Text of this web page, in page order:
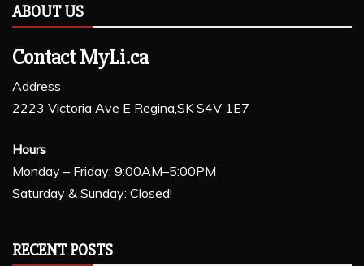
ABOUT US
Contact MyLi.ca
Address
2223 Victoria Ave E Regina,SK S4V 1E7
Hours
Monday – Friday: 9:00AM–5:00PM
Saturday & Sunday: Closed!
RECENT POSTS